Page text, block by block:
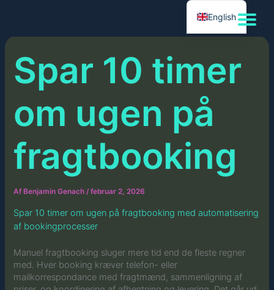
Spar 10 timer
om ugen på
fragtbooking
Af Benjamin Genach/februar 2, 2026
Spar 10 timer om ugen på fragtbooking med automatisering
af bookingprocesser
Manuel fragtbooking sluger mere tid end de fleste regner
med. Hver booking kræver telefon- eller
mailkorrespondance med fragtmænd, sammenligning af
English